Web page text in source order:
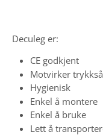
Deculeg er:
CE godkjent
Motvirker
Hygienisk
Enkel å montere
Enkel å bruke
Lett å